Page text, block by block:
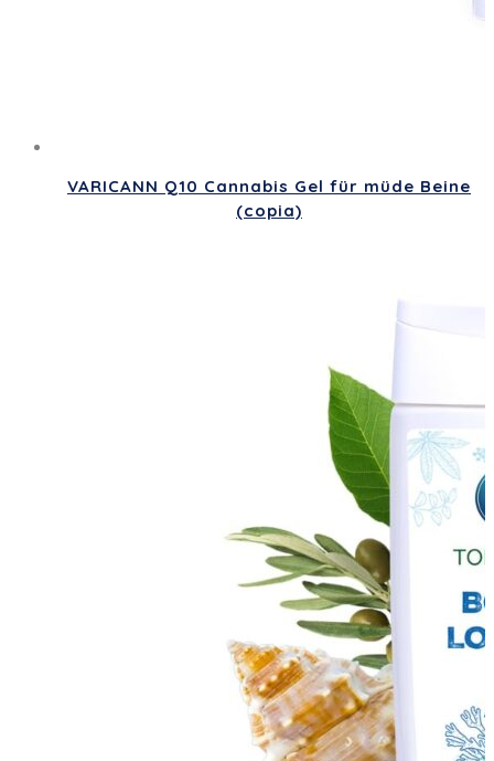
VARICANN Q10 Cannabis Gel für müde Beine
(copia)